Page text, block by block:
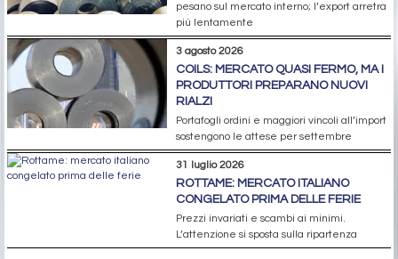
pesano sul mercato interno; l’export arretra
più lentamente
3 agosto 2026
COILS: MERCATO QUASI FERMO, MA I
PRODUTTORI PREPARANO NUOVI
RIALZI
Portafogli ordini e maggiori vincoli all’import
sostengono le attese per settembre
31 luglio 2026
ROTTAME: MERCATO ITALIANO
CONGELATO PRIMA DELLE FERIE
Prezzi invariati e scambi ai minimi.
L’attenzione si sposta sulla ripartenza